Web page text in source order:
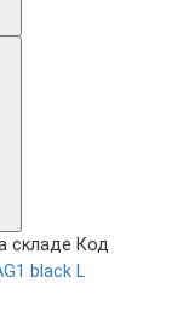
складе Код
black L